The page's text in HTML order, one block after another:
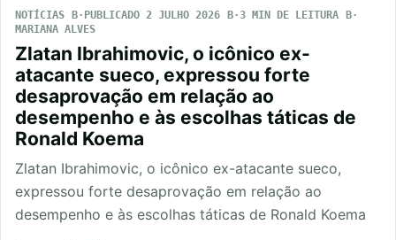
NOTÍCIAS PUBLICADO 2 JULHO 2026
3 MIN DE LEITURA
MARIANA ALVES
Zlatan Ibrahimovic, o icônico ex-
atacante sueco, expressou forte
desaprovação em relação ao
desempenho e às escolhas táticas de
Ronald Koema
Zlatan Ibrahimovic, o icônico ex-atacante sueco,
expressou forte desaprovação em relação ao
desempenho e às escolhas táticas de Ronald Koema